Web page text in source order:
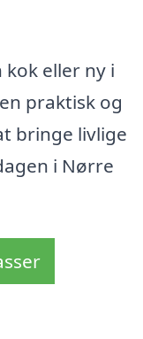
eller ny i
praktisk og
bringe livlige
i Nørre